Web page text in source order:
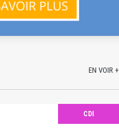
EN VOIR +
CDI